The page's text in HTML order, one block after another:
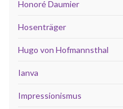
Honoré Daumier
Hosenträger
Hugo von Hofmannsthal
Ianva
Impressionismus